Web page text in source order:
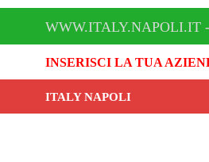
WWW.ITALY.NAPOLI.IT
INSERISCI LA TUA
ITALY NAPOLI